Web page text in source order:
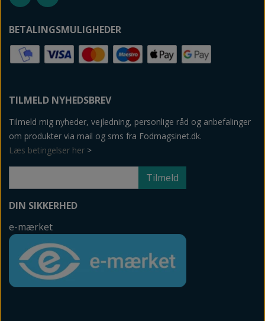
BETALINGSMULIGHEDER
TILMELD NYHEDSBREV
Tilmeld mig nyheder, vejledning, personlige råd og anbefalinger
om produkter via mail og sms fra Fodmagsinet.dk.
Læs betingelser her >
Tilmeld
DIN SIKKERHED
e-mærket